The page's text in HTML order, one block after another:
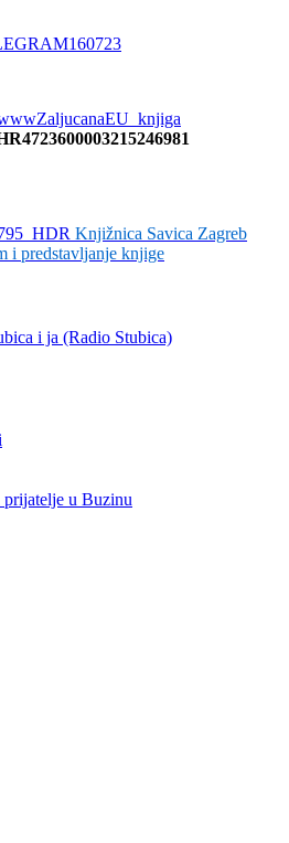
Knjižnica Savica Zagreb
i predstavljanje knjige
Učenici OŠ Donja Stubica i ja (Radio Stubica)
u Buzinu